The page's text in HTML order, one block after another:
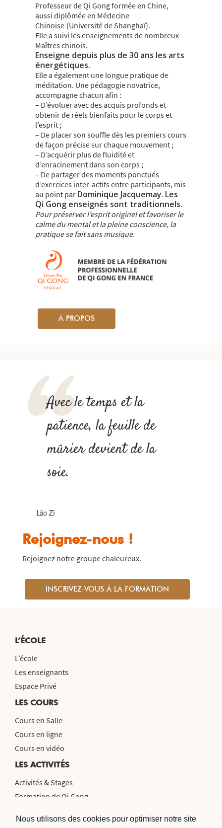
Nous utilisons des cookies pour optimiser notre site
Professeur de Qi Gong formée en Chine,
aussi diplômée en Médecine
Chinoise (Université de Shanghaï).
Elle a suivi les enseignements de nombreux
Maîtres chinois.
Enseigne depuis plus de 30 ans les arts
énergétiques.
Elle a également une longue pratique de
méditation. Une pédagogie novatrice,
accompagne chacun afin :
– D’évoluer avec des acquis profonds et
obtenir de réels bienfaits pour le corps et
l’esprit ;
– De placer son souffle dès les premiers cours
de façon précise sur chaque mouvement ;
– D’acquérir plus de fluidité et
d’enracinement dans son corps ;
– De partager des moments ponctués
d’exercices inter-actifs entre participants, mis
au point par Dominique Jacquemay. Les
Qi Gong enseignés sont traditionnels.
Pour préserver l’esprit originel et favoriser le
calme du mental et la pleine conscience, la
pratique se fait sans musique.
À PROPOS
Avec le temps et la
patience, la feuille de
mûrier devient de la
soie.
Lǎo Zǐ
Rejoignez-nous !
Rejoignez notre groupe chaleureux.
INSCRIVEZ-VOUS À LA FORMATION
L’ÉCOLE
L’école
Les enseignants
Espace Privé
LES COURS
Cours en Salle
Cours en ligne
Cours en vidéo
LES ACTIVITÉS
Activités & Stages
Formation de Qi Gong